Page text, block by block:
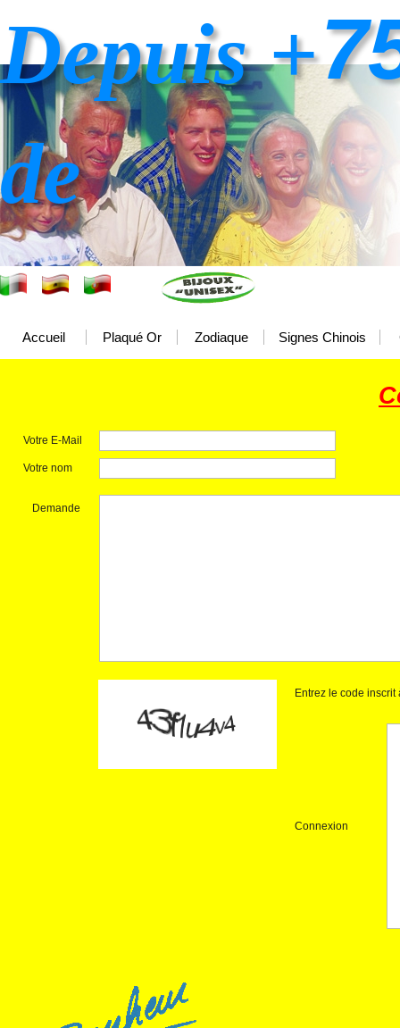
Accueil Plaqué Or Zodiaque Signes Chinois
Depuis +
de
Votre E-Mail
Votre nom
Demande
Entrez le code inscrit
Connexion